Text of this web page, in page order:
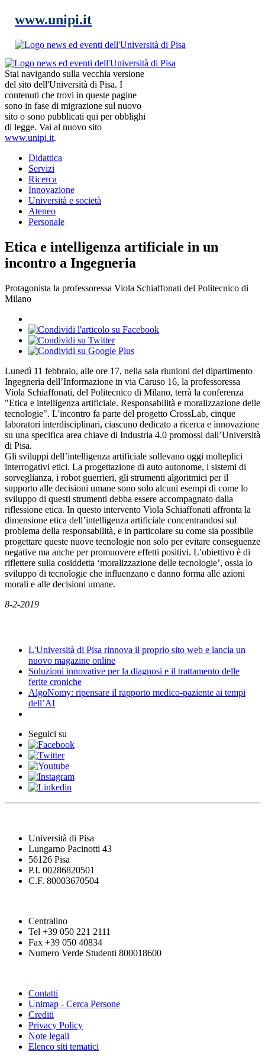
www.unipi.it
Stai navigando sulla vecchia versione
del sito dell'Università di Pisa. I
contenuti che trovi in queste pagine
sono in fase di migrazione sul nuovo
sito o sono pubblicati qui per obblighi
di legge. Vai al nuovo sito
www.unipi.it.
Didattica
Servizi
Ricerca
Innovazione
Università e società
Ateneo
Personale
Etica e intelligenza artificiale in un
incontro a Ingegneria
Protagonista la professoressa Viola Schiaffonati del Politecnico di
Milano
Lunedì 11 febbraio, alle ore 17, nella sala riunioni del dipartimento
Ingegneria dell’Informazione in via Caruso 16, la professoressa
Viola Schiaffonati, del Politecnico di Milano, terrà la conferenza
"Etica e intelligenza artificiale. Responsabilità e moralizzazione delle
tecnologie". L'incontro fa parte del progetto CrossLab, cinque
laboratori interdisciplinari, ciascuno dedicato a ricerca e innovazione
su una specifica area chiave di Industria 4.0 promossi dall’Università
di Pisa.
Gli sviluppi dell’intelligenza artificiale sollevano oggi molteplici
interrogativi etici. La progettazione di auto autonome, i sistemi di
sorveglianza, i robot guerrieri, gli strumenti algoritmici per il
supporto alle decisioni umane sono solo alcuni esempi di come lo
sviluppo di questi strumenti debba essere accompagnato dalla
riflessione etica. In questo intervento Viola Schiaffonati affronta la
dimensione etica dell’intelligenza artificiale concentrandosi sul
problema della responsabilità, e in particolare su come sia possibile
progettare queste nuove tecnologie non solo per evitare conseguenze
negative ma anche per promuovere effetti positivi. L’obiettivo è di
riflettere sulla cosiddetta ‘moralizzazione delle tecnologie’, ossia lo
sviluppo di tecnologie che influenzano e danno forma alle azioni
morali e alle decisioni umane.
8-2-2019
L'Università di Pisa rinnova il proprio sito web e lancia un
nuovo magazine online
Soluzioni innovative per la diagnosi e il trattamento delle
ferite croniche
AlgoNomy: ripensare il rapporto medico-paziente ai tempi
dell’AI
Seguici su
Università di Pisa
Lungarno Pacinotti 43
56126 Pisa
P.I. 00286820501
C.F. 80003670504
Centralino
Tel +39 050 221 2111
Fax +39 050 40834
Numero Verde Studenti 800018600
Contatti
Unimap - Cerca Persone
Crediti
Privacy Policy
Note legali
Elenco siti tematici